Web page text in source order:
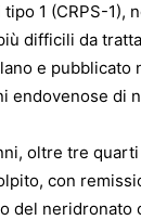
1 (CRPS-1),
difficili da
e
endovenose di
oltre tre
con
del